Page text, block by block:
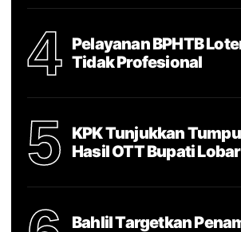
4
Pelayanan BPHTB
Tidak Profesional
5
KPK Tunjukkan
Hasil OTT Bupati Lobar
Bahlil Targetkan